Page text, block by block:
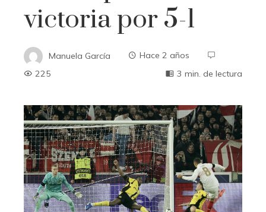
victoria por 5-1
Manuela García
Hace 2 años
225
3 min. de lectura